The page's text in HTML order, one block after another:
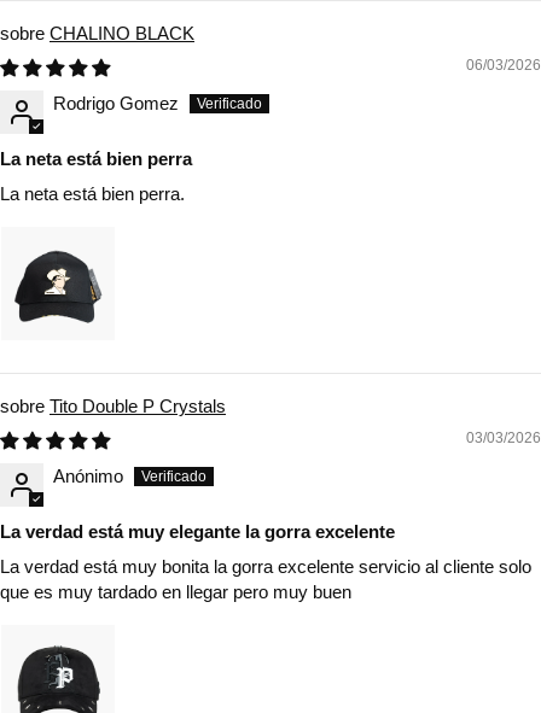
CHALINO BLACK
06/03/2026
Rodrigo Gomez
La neta está bien perra
La neta está bien perra.
Tito Double P Crystals
03/03/2026
Anónimo
La verdad está muy elegante la gorra excelente
La verdad está muy bonita la gorra excelente servicio al cliente solo
que es muy tardado en llegar pero muy buen